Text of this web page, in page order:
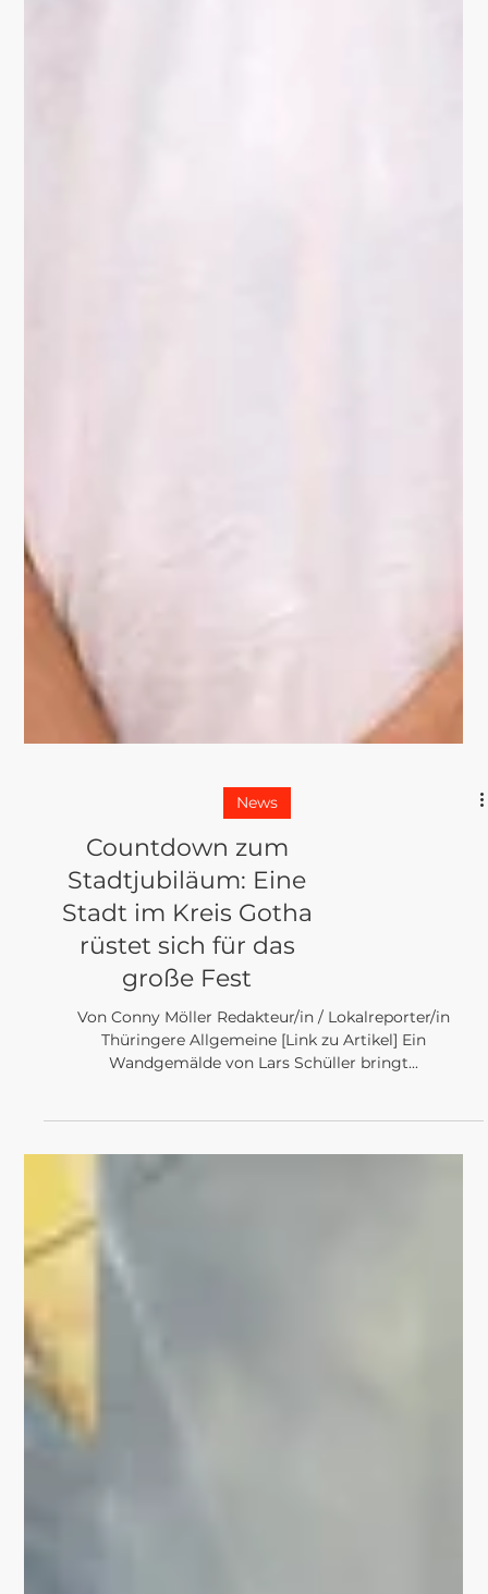
Countdown zum
Stadtjubiläum: Eine
Von Conny Möller Redakteur/in / Lokalreporter/in